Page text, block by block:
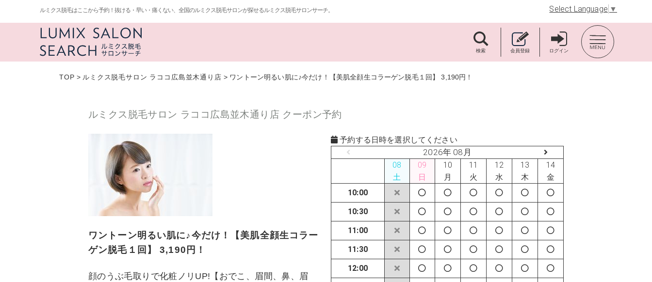
ルミクス脱毛はここから予約！抜ける・早い・痛くない、全国のルミクス脱毛サロンが探せるルミクス脱毛サロンサーチ。 Select Language ▼
検索 会員登録 ログイン
TOP > ルミクス脱毛サロン ラココ広島並木通り店 > ワントーン明るい肌に♪今だけ！【美肌全顔生コラーゲン脱毛１回】 3,190円！
ルミクス脱毛サロン ラココ広島並木通り店 クーポン予約
ワントーン明るい肌に♪今だけ！【美肌全顔生コラー
ゲン脱毛１回】 3,190円！
顔のうぶ毛取りで化粧ノリUP!【おでこ、眉間、鼻、眉
予約する日時を選択してください
2026年 08月
08
土
09
日
10
月
11
火
12
水
13
木
14
金
10:00
10:30
11:00
11:30
12:00